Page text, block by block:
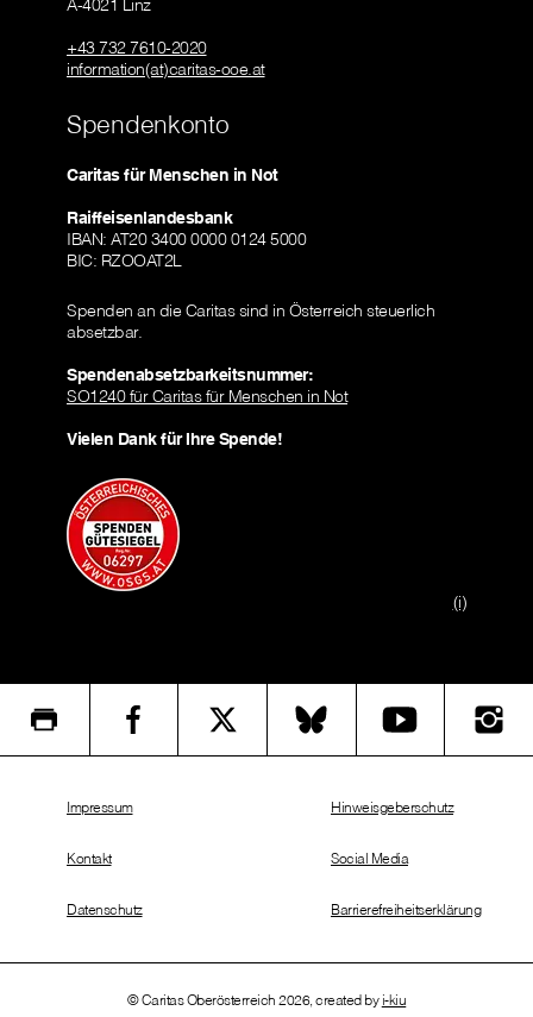
A-4021 Linz
+43 732 7610-2020
information(at)caritas-ooe.at
Spendenkonto
Caritas für Menschen in Not
Raiffeisenlandesbank
IBAN: AT20 3400 0000 0124 5000
BIC: RZOOAT2L
Spenden an die Caritas sind in Österreich steuerlich
absetzbar.
Spendenabsetzbarkeitsnummer:
SO1240 für Caritas für Menschen in Not
Vielen Dank für Ihre Spende!
(i)
© Caritas Oberösterreich 2026, created by i-kiu
Impressum
Kontakt
Datenschutz
Hinweisgeberschutz
Social Media
Barrierefreiheitserklärung